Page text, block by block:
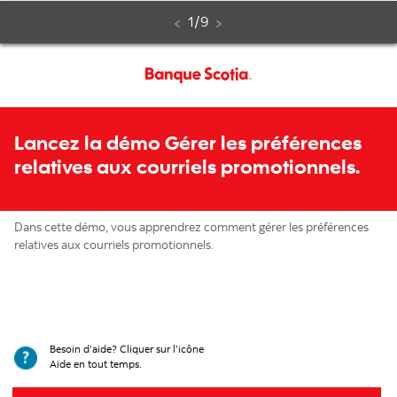
les
préférences
aux
promotionnels
interactive
étape
étape
Étape
1 sur
/9
Lancez la démo Gérer les préférences
relatives aux courriels promotionnels.
Dans cette démo, vous apprendrez comment gérer les préférences
relatives aux courriels promotionnels.
Besoin d’aide? Cliquer sur l’icône
Aide en tout temps.